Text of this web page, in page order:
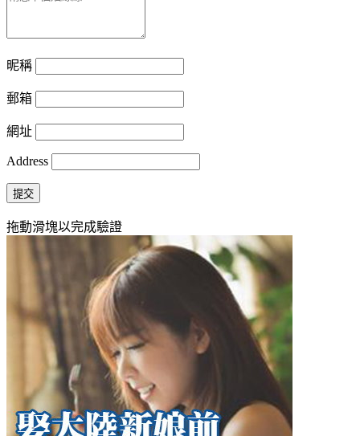
昵稱
郵箱
網址
Address
提交
拖動滑塊以完成驗證